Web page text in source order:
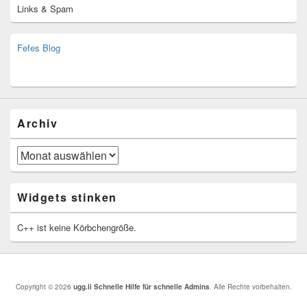
Links & Spam
Fefes Blog
Archiv
Archiv
Widgets stinken
C++ ist keine Körbchengröße.
Copyright © 2026 ugg.li Schnelle Hilfe für schnelle Admins. Alle Rechte vorbehalten.